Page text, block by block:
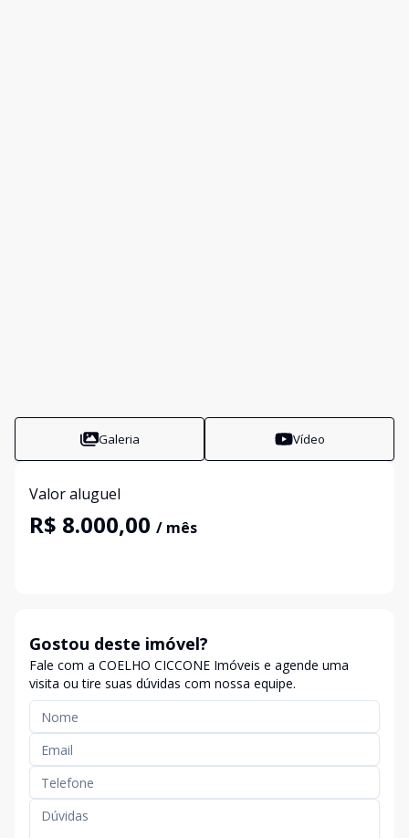
Galeria Vídeo
Valor aluguel
R$ 8.000,00 / mês
Gostou deste imóvel?
Fale com a COELHO CICCONE Imóveis e agende uma
visita ou tire suas dúvidas com nossa equipe.